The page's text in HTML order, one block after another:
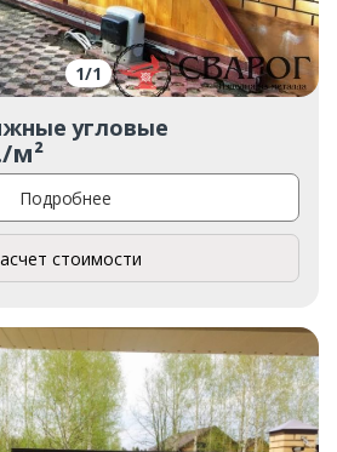
1/1
угловые
м²
Подробнее
стоимости